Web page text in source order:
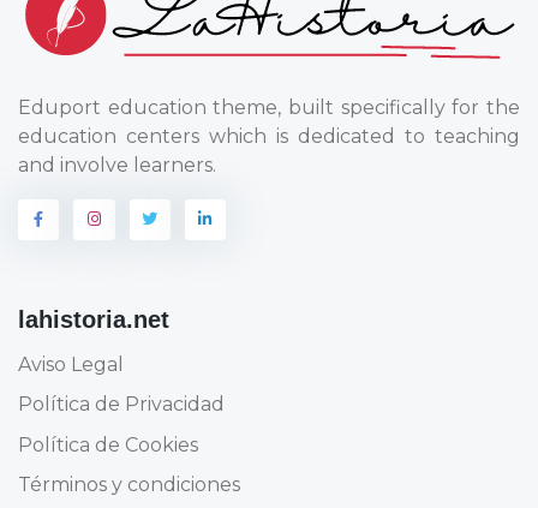
Eduport education theme, built specifically for the
education centers which is dedicated to teaching
and involve learners.
lahistoria.net
Aviso Legal
Política de Privacidad
Política de Cookies
Términos y condiciones